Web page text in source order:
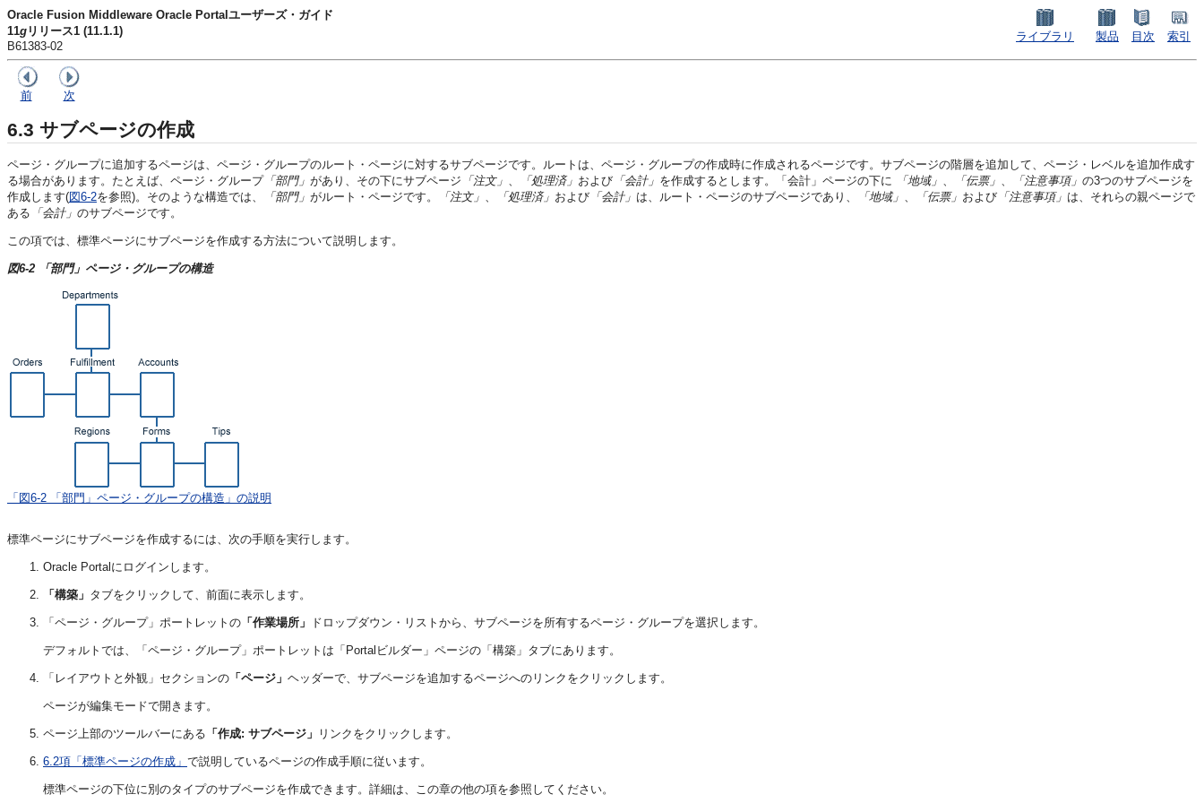
Oracle Fusion Middleware Oracle Portalユーザーズ・ガイド
11g リリース1 (11.1.1)
B61383-02
ライブラリ 製品 目次 索引
前 次
6.3 サブページの作成
ページ・グループに追加するページは、ページ・グループのルート・ページに対するサブページです。ルートは、ページ・グループの作成時に作成されるページです。サブページの階層を追加して、ページ・レベルを追加作成す
る場合があります。たとえば、ページ・グループ「部門」 があり、その下にサブページ 「注文」 「処理済」 および 「会計」 を作成するとします。「会計」ページの下に 「地域」 「伝票」 「注意事項」 の3つのサブページを
作成します(図6-2を参照)。そのような構造では、 「部門」 がルート・ページです。 「注文」 「処理済」 および 「会計」 は、ルート・ページのサブページであり、 「地域」 「伝票」 および 「注意事項」 は、それらの親ページで
ある 「会計」 のサブページです。
この項では、標準ページにサブページを作成する方法について説明します。
図6-2 「部門」ページ・グループの構造
「図6-2 「部門」ページ・グループの構造」の説明
標準ページにサブページを作成するには、次の手順を実行します。
Oracle Portalにログインします。
「構築」 タブをクリックして、前面に表示します。
「ページ・グループ」ポートレットの 「作業場所」 ドロップダウン・リストから、サブページを所有するページ・グループを選択します。
デフォルトでは、「ページ・グループ」ポートレットは「Portalビルダー」ページの「構築」タブにあります。
「レイアウトと外観」セクションの 「ページ」 ヘッダーで、サブページを追加するページへのリンクをクリックします。
ページが編集モードで開きます。
ページ上部のツールバーにある 「作成: サブページ」 リンクをクリックします。
6.2項「標準ページの作成」 で説明しているページの作成手順に従います。
標準ページの下位に別のタイプのサブページを作成できます。詳細は、この章の他の項を参照してください。